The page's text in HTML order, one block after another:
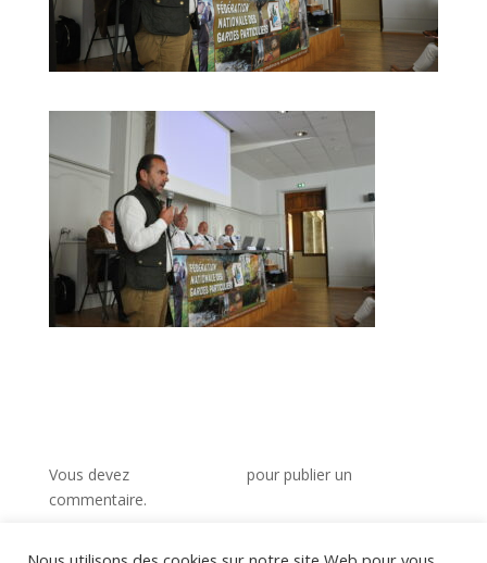
Vous devez
pour publier un
commentaire.